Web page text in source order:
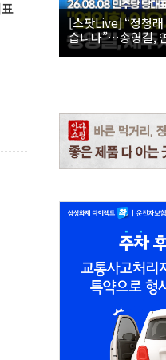
[스팟Live] “정청래 후보 그동안 고생 많이 했
습니다”…송영길, 연임에
더불어민주당 당대